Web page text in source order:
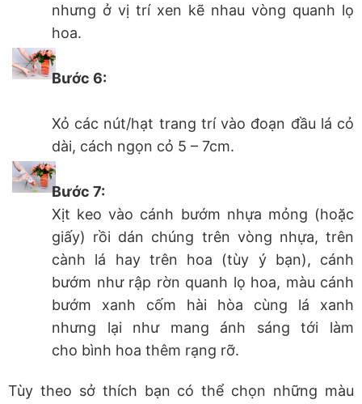
nhưng ở vị trí xen kẽ nhau vòng quanh lọ
hoa.
Bước 6:
Xỏ các nút/hạt trang trí vào đoạn đầu lá cỏ
dài, cách ngọn cỏ 5 – 7cm.
Bước 7:
Xịt keo vào cánh bướm nhựa mỏng (hoặc
giấy) rồi dán chúng trên vòng nhựa, trên
cành lá hay trên hoa (tùy ý bạn), cánh
bướm như rập rờn quanh lọ hoa, màu cánh
bướm xanh cốm hài hòa cùng lá xanh
nhưng lại như mang ánh sáng tới làm
cho bình hoa thêm rạng rỡ.
Tùy theo sở thích bạn có thể chọn những màu